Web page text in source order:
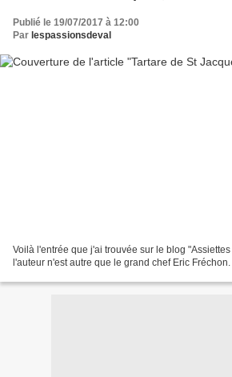
Publié le 19/07/2017 à 12:00
Par lespassionsdeval
Voilà l'entrée que j'ai trouvée sur le blog
l'auteur n'est autre que le grand chef Eric